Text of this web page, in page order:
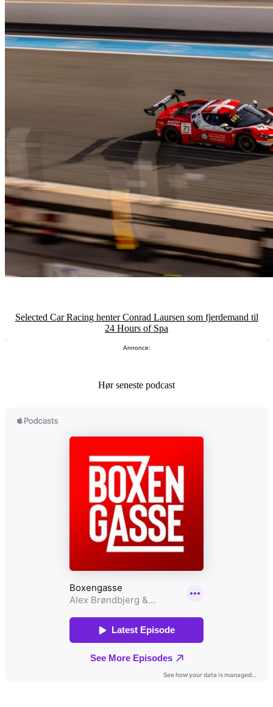
Selected Car Racing henter Conrad Laursen som fjerdemand til
24 Hours of Spa
Annonce:
Hør seneste podcast